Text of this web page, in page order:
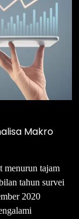
Makro
menurun tajam
tahun survei
2020